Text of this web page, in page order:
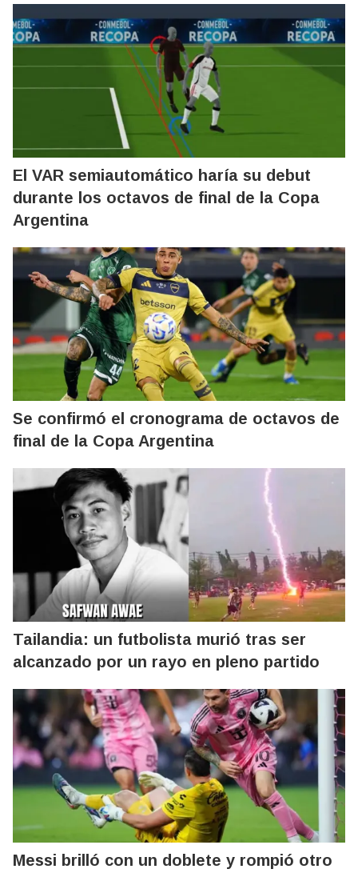
El VAR semiautomático haría su debut
durante los octavos de final de la Copa
Argentina
Se confirmó el cronograma de octavos de
final de la Copa Argentina
Tailandia: un futbolista murió tras ser
alcanzado por un rayo en pleno partido
Messi brilló con un doblete y rompió otro